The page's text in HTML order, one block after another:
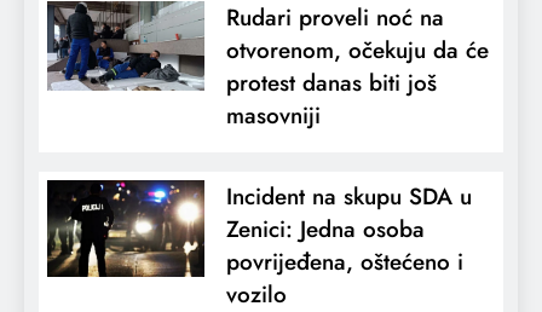
Rudari proveli noć na
otvorenom, očekuju da će
protest danas biti još
masovniji
Incident na skupu SDA u
Zenici: Jedna osoba
povrijeđena, oštećeno i
vozilo